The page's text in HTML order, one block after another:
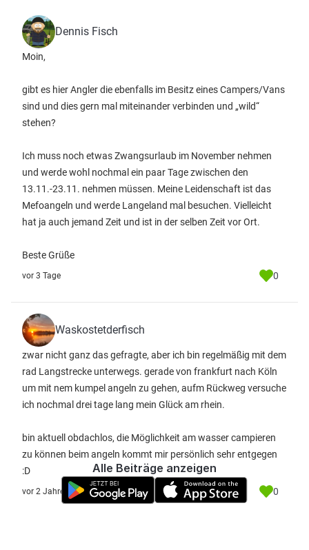
Dennis Fisch
Moin,
gibt es hier Angler die ebenfalls im Besitz eines Campers/Vans
sind und dies gern mal miteinander verbinden und „wild“
stehen?
Ich muss noch etwas Zwangsurlaub im November nehmen
und werde wohl nochmal ein paar Tage zwischen den
13.11.-23.11. nehmen müssen. Meine Leidenschaft ist das
Mefoangeln und werde Langeland mal besuchen. Vielleicht
hat ja auch jemand Zeit und ist in der selben Zeit vor Ort.
Beste Grüße
vor 3 Tage 0
Waskostetderfisch
zwar nicht ganz das gefragte, aber ich bin regelmäßig mit dem
rad Langstrecke unterwegs. gerade von frankfurt nach Köln
um mit nem kumpel angeln zu gehen, aufm Rückweg versuche
ich nochmal drei tage lang mein Glück am rhein.
bin aktuell obdachlos, die Möglichkeit am wasser campieren
zu können beim angeln kommt mir persönlich sehr entgegen
:D
vor 2 Jahre 0
Alle Beiträge anzeigen